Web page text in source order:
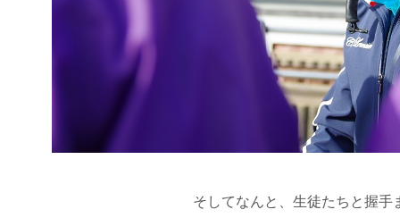
そしてなんと、生徒たちと握手